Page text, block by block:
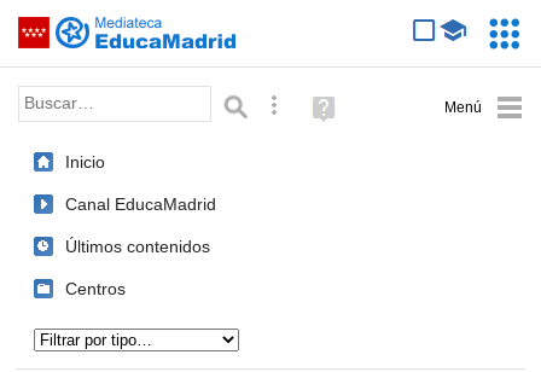
Saltar navegación
Palabra o frase: Búsqueda avanzada
Ayuda
(en
Inicio
Canal EducaMadrid
Últimos contenidos
Centros